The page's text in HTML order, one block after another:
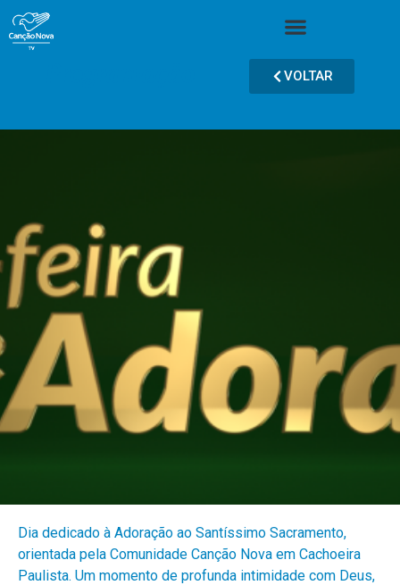
VOLTAR
Dia dedicado à Adoração ao Santíssimo Sacramento,
orientada pela Comunidade Canção Nova em Cachoeira
Paulista. Um momento de profunda intimidade com Deus,